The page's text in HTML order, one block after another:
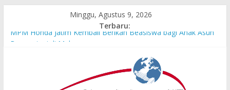
Minggu, Agustus 9, 2026
Terbaru:
MPM Honda Jatim Kembali Berikan Beasiswa bagi Anak Asuh
MPM Honda Jatim Bersama YBSI Berikan Pemeriksaan dan
Pengobatan Gratis bagi 100 Veteran LVRI
Cross Border, Belu Garda Terdepan NKRI, Harus Jadi Pusat